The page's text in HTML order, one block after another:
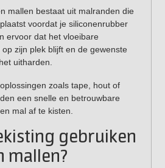
mallen bestaat uit malranden die
voordat je siliconenrubber
ervoor dat het vloeibare
zijn plek blijft en de gewenste
uitharden.
zoals tape, hout of
een snelle en betrouwbare
mal af te kisten.
gebruiken
mallen?